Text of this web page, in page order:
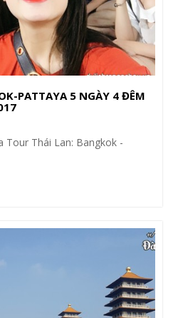
PATTAYA 5 NGÀY 4 ĐÊM
Tour Thái Lan: Bangkok -